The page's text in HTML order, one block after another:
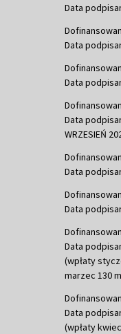
Data
Data
Data
Data
WRZESIEŃ
Data
Data
Data
(wpłaty
marzec 130
Data
(wpłaty